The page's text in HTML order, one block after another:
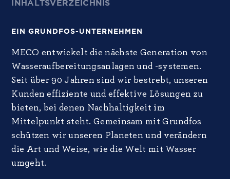
INHALTSVERZEICHNIS
EIN GRUNDFOS-UNTERNEHMEN
MECO entwickelt die nächste Generation von
Wasseraufbereitungsanlagen und -systemen.
Seit über 90 Jahren sind wir bestrebt, unseren
Kunden effiziente und effektive Lösungen zu
bieten, bei denen Nachhaltigkeit im
Mittelpunkt steht. Gemeinsam mit Grundfos
schützen wir unseren Planeten und verändern
die Art und Weise, wie die Welt mit Wasser
umgeht.